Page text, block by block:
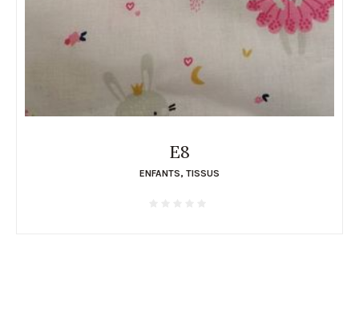
E8
ENFANTS, TISSUS